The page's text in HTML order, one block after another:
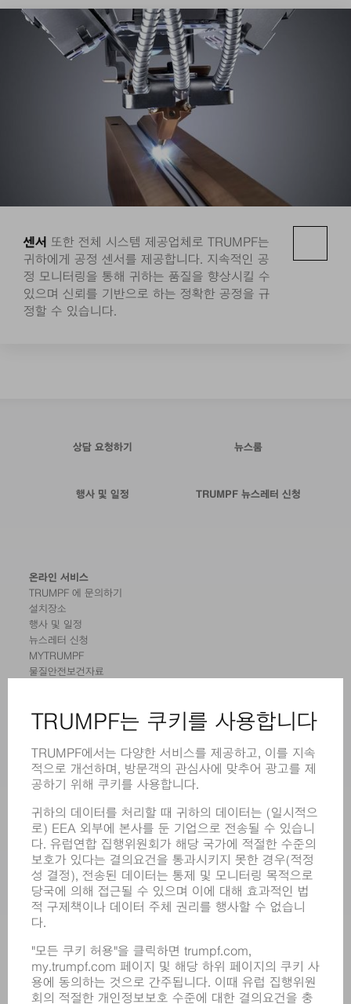
센서 또한 전체 시스템 제공업체로 TRUMPF는
귀하에게 공정 센서를 제공합니다. 지속적인 공
정 모니터링을 통해 귀하는 품질을 향상시킬 수
있으며 신뢰를 기반으로 하는 정확한 공정을 규
정할 수 있습니다.
상담 요청하기 뉴스룸
행사 및 일정 TRUMPF 뉴스레터 신청
온라인 서비스
TRUMPF 에 문의하기
설치장소
행사 및 일정
뉴스레터 신청
MYTRUMPF
물질안전보건자료
레이저
전력 시스템
전동 툴
SMART FACTORY
소프트웨어
어플리케이션
부문
기업
경력
모집
기업 프로필
이사회
영업 보고서
규정 준수
내부고발자 시스템
보안
보도 자료